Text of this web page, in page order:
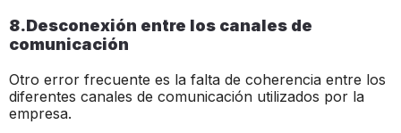
8.Desconexión entre los canales de
comunicación
Otro error frecuente es la falta de coherencia entre los
diferentes canales de comunicación utilizados por la
empresa.